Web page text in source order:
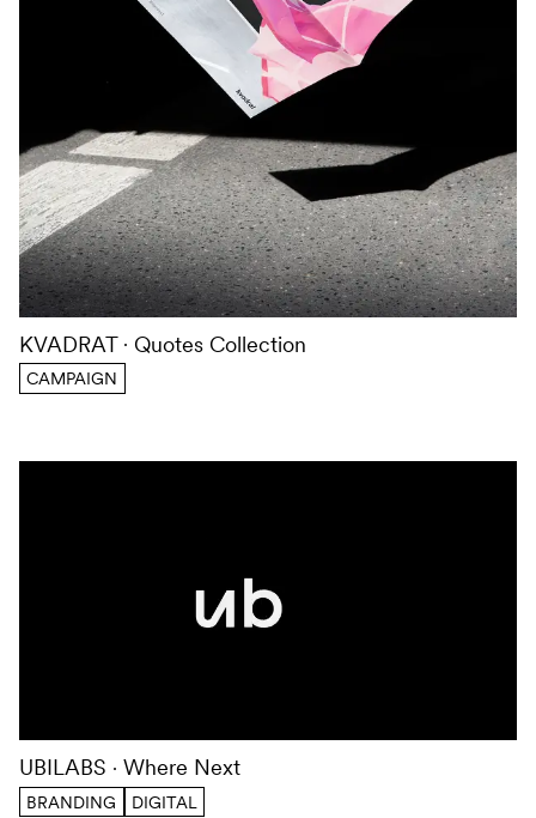
KVADRAT Quotes Collection
CAMPAIGN
UBILABS Where Next
BRANDING DIGITAL